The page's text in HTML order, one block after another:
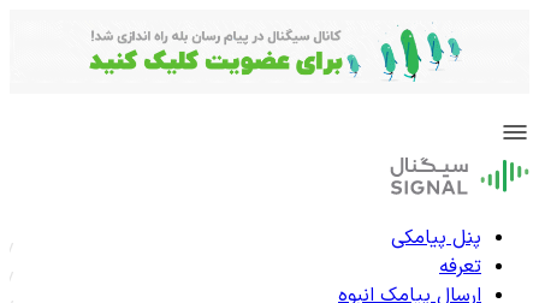
پنل پیامکی
تعرفه
ارسال پیامک انبوه